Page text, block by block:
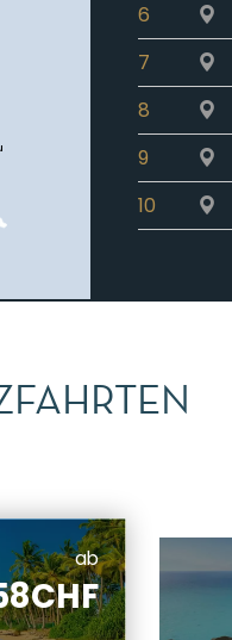
6
7
8
9
10
ab